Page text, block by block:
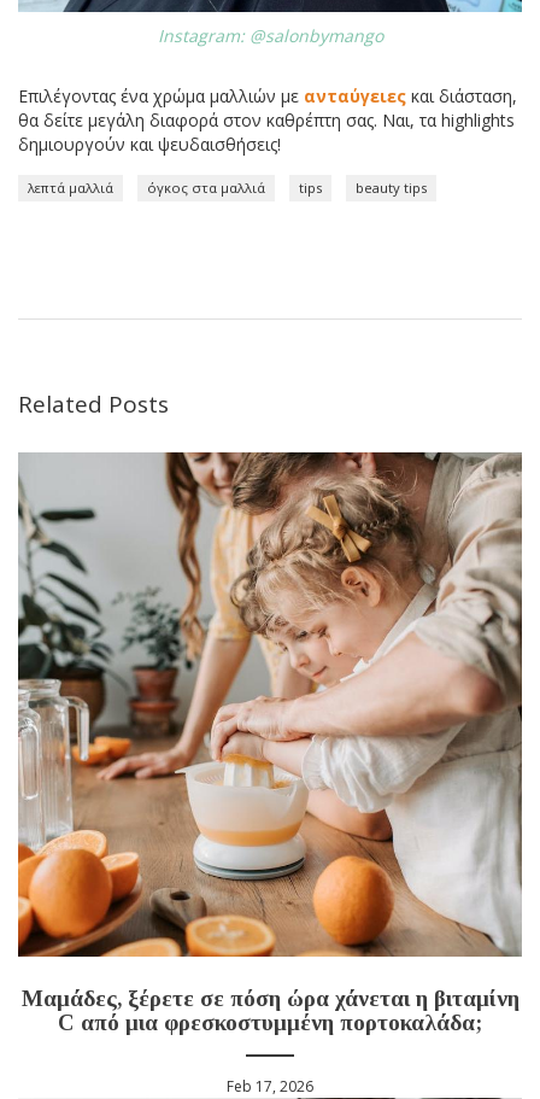
Instagram: @salonbymango
Επιλέγοντας ένα χρώμα μαλλιών με ανταύγειες και διάσταση,
θα δείτε μεγάλη διαφορά στον καθρέπτη σας. Ναι, τα highlights
δημιουργούν και ψευδαισθήσεις!
λεπτά μαλλιά όγκος στα μαλλιά tips beauty tips
Related Posts
Μαμάδες, ξέρετε σε πόση ώρα χάνεται η βιταμίνη
C από μια φρεσκοστυμμένη πορτοκαλάδα;
Feb 17, 2026